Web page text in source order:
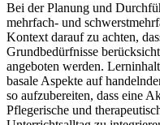
Bei der Planung und
mehrfach- und
Kontext darauf zu achten,
Grundbedürfnisse
angeboten werden.
basale Aspekte auf
so aufzubereiten, dass eine
Pflegerische und